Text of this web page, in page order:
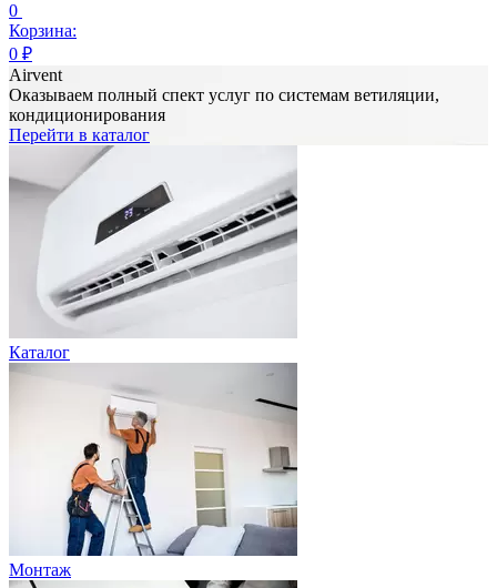
0
Корзина:
0 ₽
Airvent
Оказываем полный спект услуг по системам ветиляции,
кондиционирования
Перейти в каталог
Каталог
Монтаж